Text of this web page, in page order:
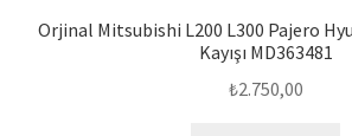
Orjinal Mitsubishi L200 L300 Pajero
Kayışı MD363481
₺2.750,00